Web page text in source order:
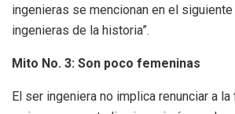
ingenieras se mencionan en el siguiente
ingenieras de la historia”.
Mito No. 3: Son poco femeninas
El ser ingeniera no implica renunciar a